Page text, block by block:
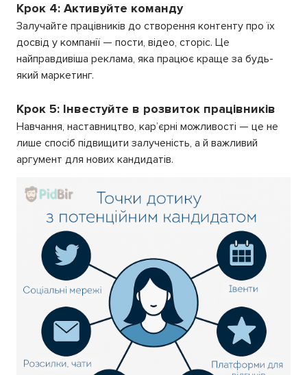
Крок 4: Активуйте команду
Залучайте працівників до створення контенту про їх
досвід у компанії — пости, відео, сторіс. Це
найправдивіша реклама, яка працює краще за будь-
який маркетинг.
Крок 5: Інвестуйте в розвиток працівників
Навчання, наставництво, кар’єрні можливості — це не
лише спосіб підвищити залученість, а й важливий
аргумент для нових кандидатів.